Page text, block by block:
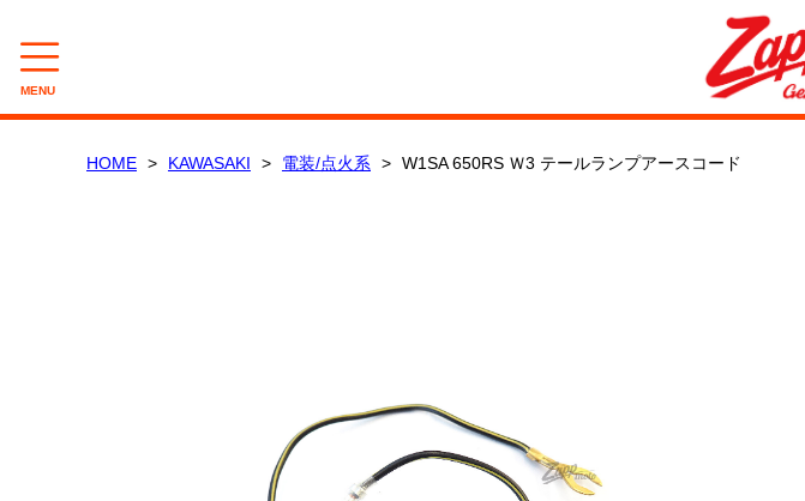
MENU
HOME KAWASAKI 電装/点火系 W1SA 650RS Ｗ3 テールランプアースコード